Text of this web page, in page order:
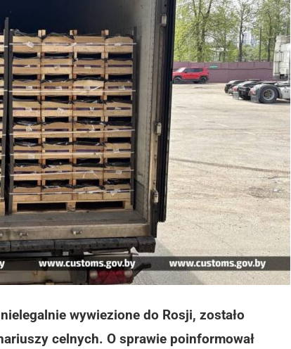
wywiezione do Rosji, zostało
celnych. O sprawie poinformował